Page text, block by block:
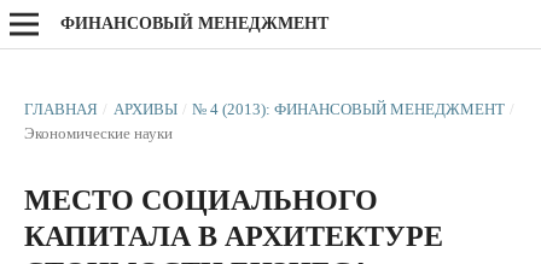
ФИНАНСОВЫЙ МЕНЕДЖМЕНТ
ГЛАВНАЯ / АРХИВЫ / № 4 (2013): ФИНАНСОВЫЙ МЕНЕДЖМЕНТ /
Экономические науки
МЕСТО СОЦИАЛЬНОГО
КАПИТАЛА В АРХИТЕКТУРЕ